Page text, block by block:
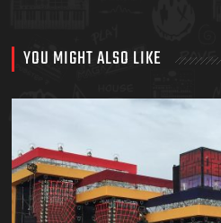
YOU MIGHT ALSO LIKE